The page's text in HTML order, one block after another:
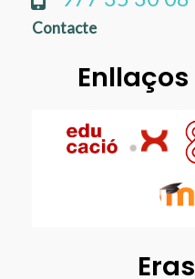
Contacte